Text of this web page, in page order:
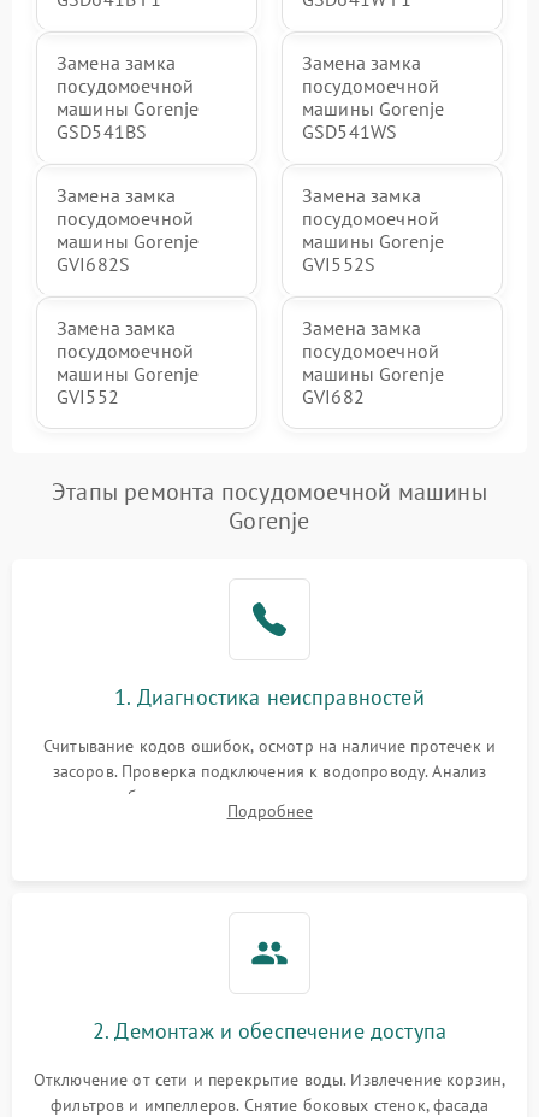
Замена замка
посудомоечной
машины Gorenje
GSD541BS
Замена замка
посудомоечной
машины Gorenje
GSD541WS
Замена замка
посудомоечной
машины Gorenje
GVI682S
Замена замка
посудомоечной
машины Gorenje
GVI552S
Замена замка
посудомоечной
машины Gorenje
GVI552
Замена замка
посудомоечной
машины Gorenje
GVI682
Этапы ремонта посудомоечной машины
Gorenje
1. Диагностика неисправностей
Считывание кодов ошибок, осмотр на наличие протечек и
засоров. Проверка подключения к водопроводу. Анализ
жалоб на отсутствие слива, нагрева, вращения
разбрызгивателей или срабатывание системы защиты
Подробнее
2. Демонтаж и обеспечение доступа
Отключение от сети и перекрытие воды. Извлечение корзин,
фильтров и импеллеров. Снятие боковых стенок, фасада